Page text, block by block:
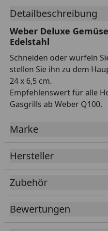
Detailbeschreibung
Weber Deluxe
Edelstahl
Schneiden oder würfeln
stellen Sie ihn zu dem
24 x 6,5 cm.
Empfehlenswert für alle
Gasgrills ab Weber Q100.
Marke
Hersteller
Zubehör
Bewertungen